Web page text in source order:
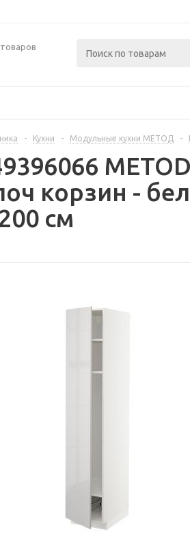
- Кухни - Модульные кухни МЕТОД -
корзин -
см